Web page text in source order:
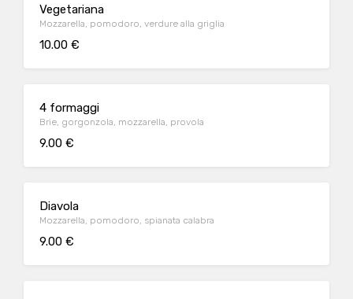
Vegetariana
Mozzarella, pomodoro, verdure alla griglia
10.00 €
4 formaggi
Brie, gorgonzola, mozzarella, provola
9.00 €
Diavola
Mozzarella, pomodoro, spianata calabra
9.00 €